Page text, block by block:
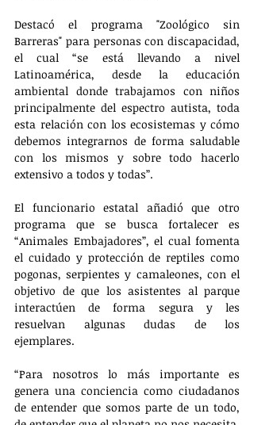
Destacó el programa "Zoológico sin
Barreras" para personas con discapacidad,
el cual “se está llevando a nivel
Latinoamérica, desde la educación
ambiental donde trabajamos con niños
principalmente del espectro autista, toda
esta relación con los ecosistemas y cómo
debemos integrarnos de forma saludable
con los mismos y sobre todo hacerlo
extensivo a todos y todas”.
El funcionario estatal añadió que otro
programa que se busca fortalecer es
“Animales Embajadores”, el cual fomenta
el cuidado y protección de reptiles como
pogonas, serpientes y camaleones, con el
objetivo de que los asistentes al parque
interactúen de forma segura y les
resuelvan algunas dudas de los
ejemplares.
“Para nosotros lo más importante es
genera una conciencia como ciudadanos
de entender que somos parte de un todo,